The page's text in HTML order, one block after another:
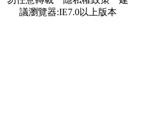
議瀏覽器:IE7.0以上版本